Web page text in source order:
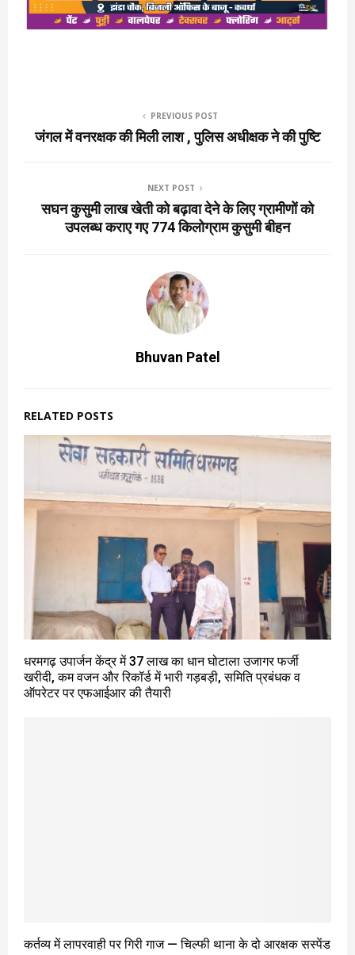
PREVIOUS POST
जंगल में वनरक्षक की मिली लाश , पुलिस अधीक्षक ने की पुष्टि
NEXT POST
सघन कुसुमी लाख खेती को बढ़ावा देने के लिए ग्रामीणों को
उपलब्ध कराए गए 774 किलोग्राम कुसुमी बीहन
Bhuvan Patel
RELATED POSTS
धरमगढ़ उपार्जन केंद्र में 37 लाख का धान घोटाला उजागर फर्जी
खरीदी, कम वजन और रिकॉर्ड में भारी गड़बड़ी, समिति प्रबंधक व
ऑपरेटर पर एफआईआर की तैयारी
कर्तव्य में लापरवाही पर गिरी गाज — चिल्फी थाना के दो आरक्षक सस्पेंड